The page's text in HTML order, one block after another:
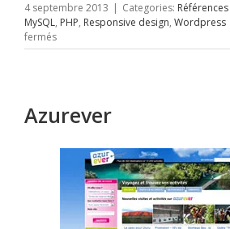
4 septembre 2013 | Categories: Références
MySQL, PHP, Responsive design, Wordpress
ferméssur
TVES
Emballage
Services
Azurever